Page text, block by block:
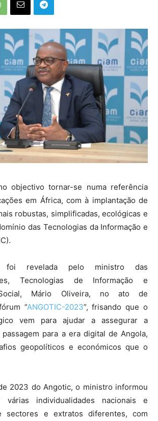
objectivo tornar-se numa referência
em África, com à implantação de
robustas, simplificadas, ecológicas e
das Tecnologias da Informação e
foi revelada pelo ministro das
Tecnologias de Informação e
Social, Mário Oliveira, no ato de
“ANGOTIC-2023”, frisando que o
vem para ajudar a assegurar a
para a era digital de Angola,
geopolíticos e económicos que o
2023 do Angotic, o ministro informou
individualidades nacionais e
sectores e extratos diferentes, com